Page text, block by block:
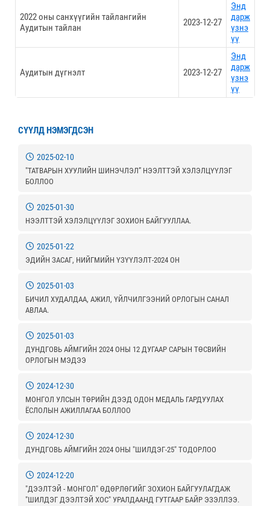
2022 оны санхүүгийн тайлангийн
Аудитын тайлан
2023-12-27
Энд
дарж
үзнэ
үү
Аудитын дүгнэлт 2023-12-27
Энд
дарж
үзнэ
үү
СҮҮЛД НЭМЭГДСЭН
2025-02-10
"ТАТВАРЫН ХУУЛИЙН ШИНЭЧЛЭЛ” НЭЭЛТТЭЙ ХЭЛЭЛЦҮҮЛЭГ
БОЛЛОО
2025-01-30
НЭЭЛТТЭЙ ХЭЛЭЛЦҮҮЛЭГ ЗОХИОН БАЙГУУЛЛАА.
2025-01-22
ЭДИЙН ЗАСАГ, НИЙГМИЙН ҮЗҮҮЛЭЛТ-2024 ОН
2025-01-03
БИЧИЛ ХУДАЛДАА, АЖИЛ, ҮЙЛЧИЛГЭЭНИЙ ОРЛОГЫН САНАЛ
АВЛАА.
2025-01-03
ДУНДГОВЬ АЙМГИЙН 2024 ОНЫ 12 ДУГААР САРЫН ТӨСВИЙН
ОРЛОГЫН МЭДЭЭ
2024-12-30
МОНГОЛ УЛСЫН ТӨРИЙН ДЭЭД ОДОН МЕДАЛЬ ГАРДУУЛАХ
ЁСЛОЛЫН АЖИЛЛАГАА БОЛЛОО
2024-12-30
ДУНДГОВЬ АЙМГИЙН 2024 ОНЫ "ШИЛДЭГ-25" ТОДОРЛОО
2024-12-20
"ДЭЭЛТЭЙ - МОНГОЛ" ӨДӨРЛӨГИЙГ ЗОХИОН БАЙГУУЛАГДАЖ
"ШИЛДЭГ ДЭЭЛТЭЙ ХОС" УРАЛДААНД ГУТГААР БАЙР ЭЗЭЛЛЭЭ.